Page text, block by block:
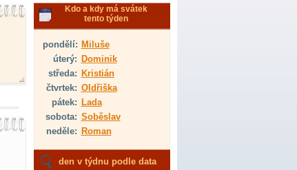
Kdo a kdy má svátek
tento týden
pondělí: Miluše
úterý: Dominik
středa: Kristián
čtvrtek: Oldřiška
pátek: Lada
sobota: Soběslav
neděle: Roman
den v týdnu podle data